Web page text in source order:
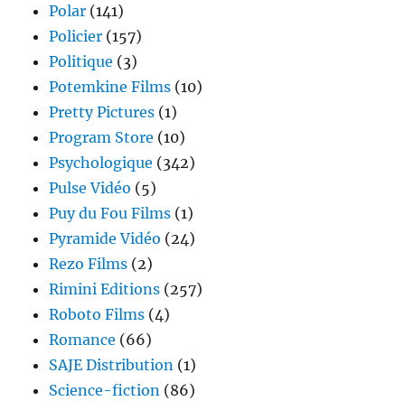
Polar (141)
Policier (157)
Politique (3)
Potemkine Films (10)
Pretty Pictures (1)
Program Store (10)
Psychologique (342)
Pulse Vidéo (5)
Puy du Fou Films (1)
Pyramide Vidéo (24)
Rezo Films (2)
Rimini Editions (257)
Roboto Films (4)
Romance (66)
SAJE Distribution (1)
Science-fiction (86)